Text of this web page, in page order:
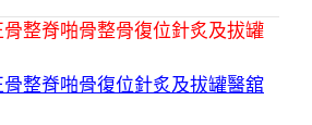
整脊啪骨整骨復位針炙及拔罐
整脊啪骨復位針炙及拔罐醫舘